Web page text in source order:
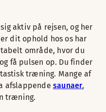
aktiv på rejsen, og her
dit ophold hos os har
område, hvor du
få pulsen op. Du finder
træning. Mange af
afslappende saunaer,
træning.